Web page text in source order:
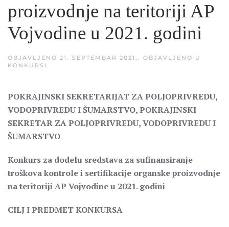
proizvodnje na teritoriji AP
Vojvodine u 2021. godini
OBJAVLJENO 21. SEPTEMBAR 2021. . OBJAVLJENO U
KONKURSI .
POKRAJINSKI SEKRETARIJAT ZA POLJOPRIVREDU,
VODOPRIVREDU I ŠUMARSTVO, POKRAJINSKI
SEKRETAR ZA POLJOPRIVREDU, VODOPRIVREDU I
ŠUMARSTVO
Konkurs za dodelu sredstava za sufinansiranje
troškova kontrole i sertifikacije organske proizvodnje
na teritoriji AP Vojvodine u 2021. godini
CILJ I PREDMET KONKURSA